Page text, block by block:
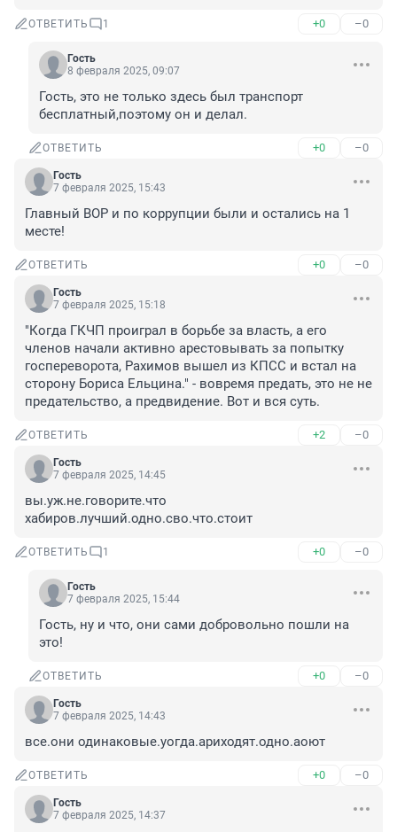
ОТВЕТИТЬ 1 +0 –0
Гость
8 февраля 2025, 09:07
Гость, это не только здесь был транспорт
бесплатный,поэтому он и делал.
ОТВЕТИТЬ +0 –0
Гость
7 февраля 2025, 15:43
Главный ВОР и по коррупции были и остались на 1
месте!
ОТВЕТИТЬ +0 –0
Гость
7 февраля 2025, 15:18
"Когда ГКЧП проиграл в борьбе за власть, а его
членов начали активно арестовывать за попытку
госпереворота, Рахимов вышел из КПСС и встал на
сторону Бориса Ельцина." - вовремя предать, это не не
предательство, а предвидение. Вот и вся суть.
ОТВЕТИТЬ +2 –0
Гость
7 февраля 2025, 14:45
вы.уж.не.говорите.что
хабиров.лучший.одно.сво.что.стоит
ОТВЕТИТЬ 1 +0 –0
Гость
7 февраля 2025, 15:44
Гость, ну и что, они сами добровольно пошли на
это!
ОТВЕТИТЬ +0 –0
Гость
7 февраля 2025, 14:43
все.они одинаковые.уогда.ариходят.одно.аоют
ОТВЕТИТЬ +0 –0
Гость
7 февраля 2025, 14:37